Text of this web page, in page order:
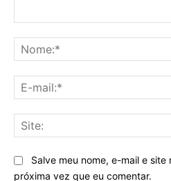
Salve meu nome, e-mail e
próxima vez que eu comentar.